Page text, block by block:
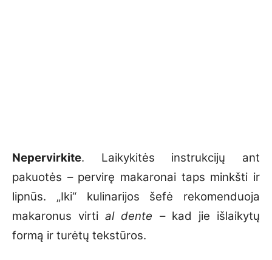
Nepervirkite. Laikykitės instrukcijų ant
pakuotės – pervirę makaronai taps minkšti ir
lipnūs. „Iki“ kulinarijos šefė rekomenduoja
makaronus virtial dente – kad jie išlaikytų
formą ir turėtų tekstūros.